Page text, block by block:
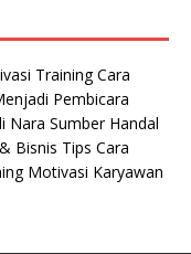
Training Cara
Pembicara
Nara Sumber Handal
Bisnis Tips Cara
Motivasi Karyawan